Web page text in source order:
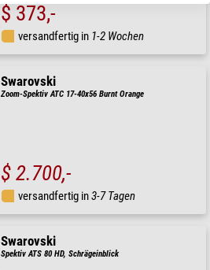
$ 373,-
versandfertig in 1-2 Wochen
Swarovski
Zoom-Spektiv ATC 17-40x56 Burnt Orange
$ 2.700,-
versandfertig in3-7 Tagen
Swarovski
Spektiv ATS 80 HD, Schrägeinblick